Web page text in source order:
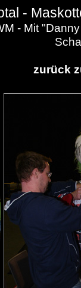
-
- Mit
zurück